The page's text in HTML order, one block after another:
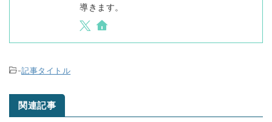
導きます。
-記事タイトル
関連記事